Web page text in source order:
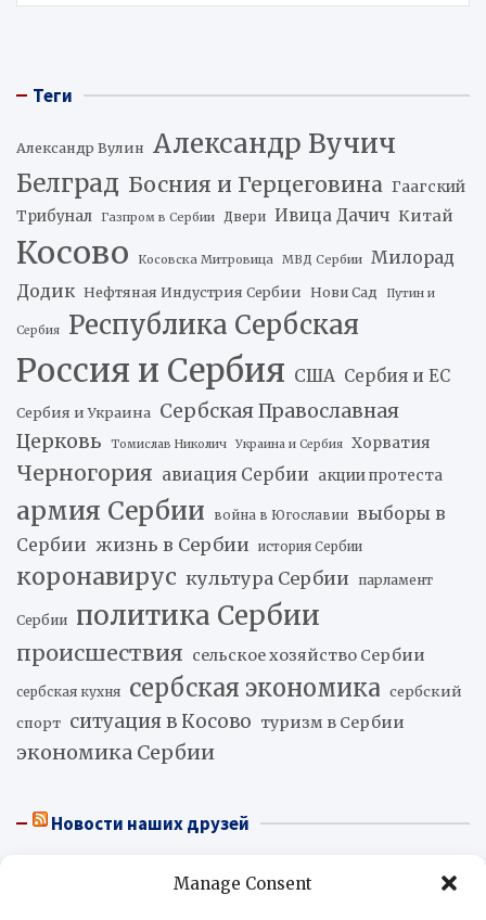
Manage Consent
Теги
Александр Вулин Александр Вучич
Белград Босния и Герцеговина Гаагский
Трибунал Газпром в Сербии Двери Ивица Дачич Китай
Косово Косовска Митровица МВД Сербии
Милорад
Додик Нефтяная Индустрия Сербии Нови Сад Путин и
Сербия Республика Сербская
Россия и Сербия США Сербия и ЕС
Сербия и Украина Сербская Православная
Церковь
Томислав Николич Украина и Сербия Хорватия
Черногория авиация Сербии акции протеста
армия Сербии война в Югославии
выборы в
Сербии жизнь в Сербии история Сербии
коронавирус культура Сербии парламент
Сербии политика Сербии
происшествия сельское хозяйство Сербии
сербская кухня сербская экономика сербский
спорт ситуация в Косово туризм в Сербии
экономика Сербии
Новости наших друзей